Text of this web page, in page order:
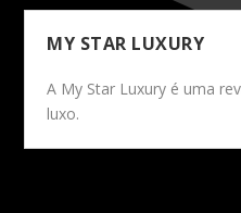
MY STAR LUXURY
A My Star Luxury é uma
luxo.